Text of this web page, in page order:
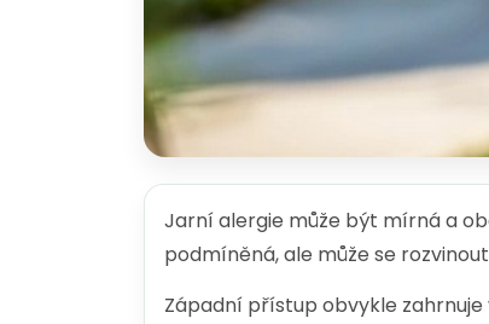
Jarní alergie může být mírná a
podmíněná, ale může se
Západní přístup obvykle